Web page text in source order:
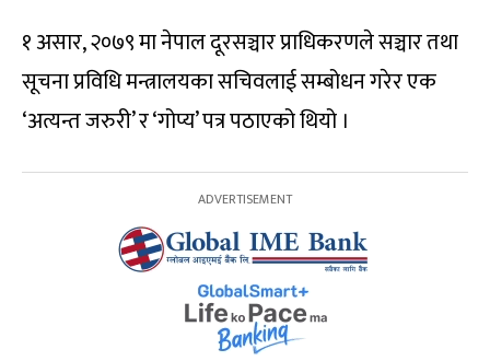
१ असार, २०७९ मा नेपाल दूरसञ्चार प्राधिकरणले सञ्चार तथा
सूचना प्रविधि मन्त्रालयका सचिवलाई सम्बोधन गरेर एक
‘अत्यन्त जरुरी’ र ‘गोप्य’ पत्र पठाएको थियो ।